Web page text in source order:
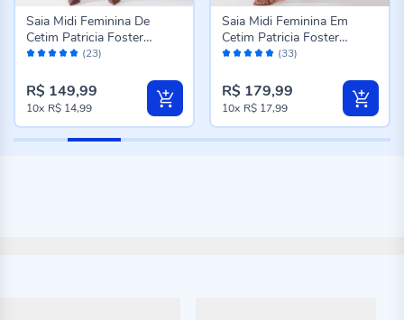
Avaliação: (23)
Saia Midi Feminina De
Cetim Patricia Foster
Marrom
R$ 149,99
10x R$ 14,99
Avaliação: (33)
Saia Midi Feminina Em
Cetim Patricia Foster
Marrom
R$ 179,99
10x R$ 17,99